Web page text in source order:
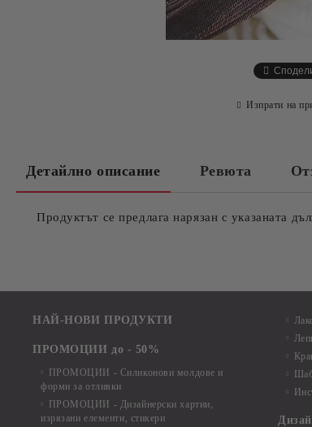
Изпрати на
Детайлно описание Ревюта
Продуктът се предлага нарязан с указаната
НАЙ-НОВИ ПРОДУКТИ
ПРОМОЦИИ до - 50%
ПРОМОЦИИ - Силиконови молдове и
форми за отливки
ПРОМОЦИИ - Дизайнерски хартии,
изрязани елементи, стикери